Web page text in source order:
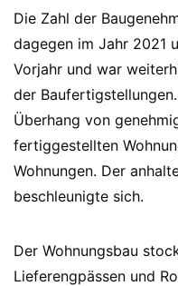
Die Zahl der
dagegen im Jahr 2021
Vorjahr und war
der
Überhang von
fertiggestellten
Wohnungen. Der
beschleunigte sich.
Der Wohnungsbau
Lieferengpässen und